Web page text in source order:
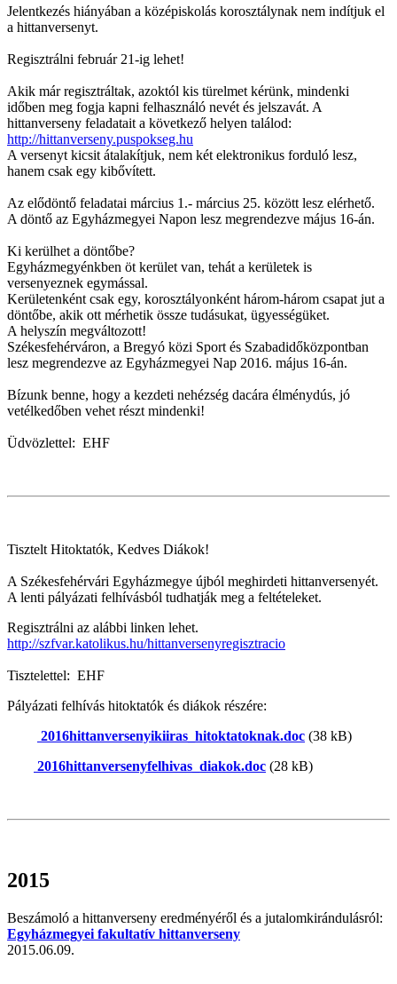
Jelentkezés hiányában a középiskolás korosztálynak nem indítjuk el
a hittanversenyt.
Regisztrálni február 21-ig lehet!
Akik már regisztráltak, azoktól kis türelmet kérünk, mindenki
időben meg fogja kapni felhasználó nevét és jelszavát. A
hittanverseny feladatait a következő helyen találod:
http://hittanverseny.puspokseg.hu
A versenyt kicsit átalakítjuk, nem két elektronikus forduló lesz,
hanem csak egy kibővített.
Az elődöntő feladatai március 1.- március 25. között lesz elérhető.
A döntő az Egyházmegyei Napon lesz megrendezve május 16-án.
Ki kerülhet a döntőbe?
Egyházmegyénkben öt kerület van, tehát a kerületek is
versenyeznek egymással.
Kerületenként csak egy, korosztályonként három-három csapat jut a
döntőbe, akik ott mérhetik össze tudásukat, ügyességüket.
A helyszín megváltozott!
Székesfehérváron, a Bregyó közi Sport és Szabadidőközpontban
lesz megrendezve az Egyházmegyei Nap 2016. május 16-án.
Bízunk benne, hogy a kezdeti nehézség dacára élménydús, jó
vetélkedőben vehet részt mindenki!
Üdvözlettel: EHF
Tisztelt Hitoktatók, Kedves Diákok!
A Székesfehérvári Egyházmegye újból meghirdeti hittanversenyét.
A lenti pályázati felhívásból tudhatják meg a feltételeket.
Regisztrálni az alábbi linken lehet.
http://szfvar.katolikus.hu/hittanversenyregisztracio
Tisztelettel: EHF
Pályázati felhívás hitoktatók és diákok részére:
2016hittanversenyikiiras_hitoktatoknak.doc (38 kB)
2016hittanversenyfelhivas_diakok.doc (28 kB)
2015
Beszámoló a hittanverseny eredményéről és a jutalomkirándulásról:
Egyházmegyei fakultatív hittanverseny
2015.06.09.